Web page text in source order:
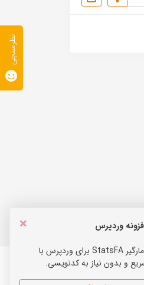
×
وردپرس
افزونه آمارگیر StatsFA برای وردپرس با
و بدون نیاز به کدنویسی.
نظرسنجی